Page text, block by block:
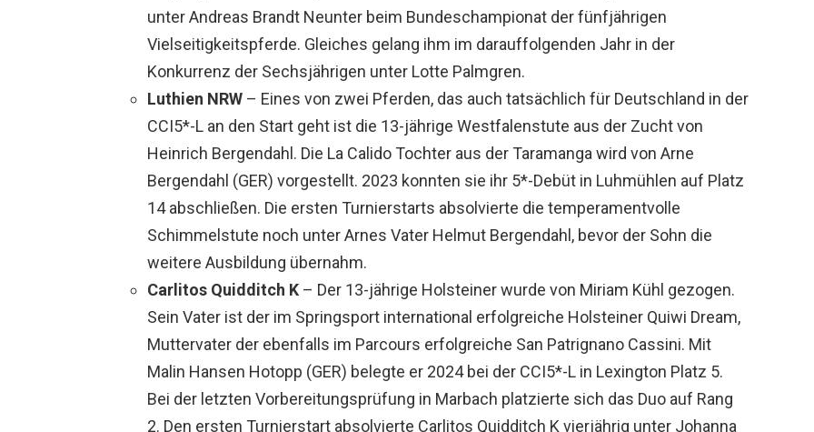
unter Andreas Brandt Neunter beim Bundeschampionat der fünfjährigen
Vielseitigkeitspferde. Gleiches gelang ihm im darauffolgenden Jahr in der
Konkurrenz der Sechsjährigen unter Lotte Palmgren.
Luthien NRW – Eines von zwei Pferden, das auch tatsächlich für Deutschland in der
CCI5*-L an den Start geht ist die 13-jährige Westfalenstute aus der Zucht von
Heinrich Bergendahl. Die La Calido Tochter aus der Taramanga wird von Arne
Bergendahl (GER) vorgestellt. 2023 konnten sie ihr 5*-Debüt in Luhmühlen auf Platz
14 abschließen. Die ersten Turnierstarts absolvierte die temperamentvolle
Schimmelstute noch unter Arnes Vater Helmut Bergendahl, bevor der Sohn die
weitere Ausbildung übernahm.
Carlitos Quidditch K – Der 13-jährige Holsteiner wurde von Miriam Kühl gezogen.
Sein Vater ist der im Springsport international erfolgreiche Holsteiner Quiwi Dream,
Muttervater der ebenfalls im Parcours erfolgreiche San Patrignano Cassini. Mit
Malin Hansen Hotopp (GER) belegte er 2024 bei der CCI5*-L in Lexington Platz 5.
Bei der letzten Vorbereitungsprüfung in Marbach platzierte sich das Duo auf Rang
2. Den ersten Turnierstart absolvierte Carlitos Quidditch K vierjährig unter Johanna